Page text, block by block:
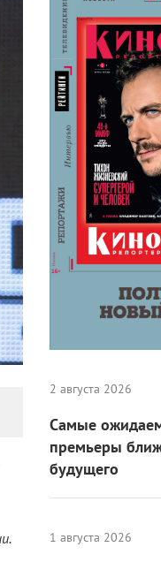
2 августа 2026
Самые
премьеры
будущего
1 августа 2026